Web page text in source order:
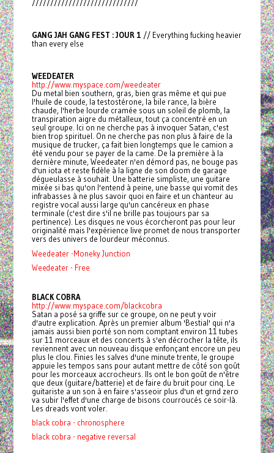
GANG JAH GANG FEST : JOUR 1 // Everything fucking heavier
than every else
WEEDEATER
http://www.myspace.com/weedeater
Du metal bien southern, gras, bien gras même et qui pue
l'huile de coude, la testostérone, la bile rance, la bière
chaude, l'herbe lourde cramée sous un soleil de plomb, la
transpiration aigre du métalleux, tout ça concentré en un
seul groupe. Ici on ne cherche pas à invoquer Satan, c'est
bien trop spirituel. On ne cherche pas non plus à faire de la
musique de trucker, ça fait bien longtemps que le camion a
été vendu pour se payer de la came. De la première à la
dernière minute, Weedeater n'en démord pas, ne bouge pas
d'un iota et reste fidèle à la ligne de son doom de garage
dégueulasse à souhait. Une batterie simpliste, une guitare
mixée si bas qu'on l'entend à peine, une basse qui vomit des
infrabasses à ne plus savoir quoi en faire et un chanteur au
registre vocal aussi large qu'un cancéreux en phase
terminale (c'est dire s'il ne brille pas toujours par sa
pertinence). Les disques ne vous écorcheront pas pour leur
originalité mais l'expérience live promet de nous transporter
vers des univers de lourdeur méconnus.
Weedeater -Moneky Junction
Weedeater - Free
BLACK COBRA
http://www.myspace.com/blackcobra
Satan a posé sa griffe sur ce groupe, on ne peut y voir
d'autre explication. Après un premier album 'Bestial' qui n'a
jamais aussi bien porté son nom comptant environ 11 tubes
sur 11 morceaux et des concerts à s'en décrocher la tête, ils
reviennent avec un nouveau disque enfonçant encore un peu
plus le clou. Finies les salves d'une minute trente, le groupe
appuie les tempos sans pour autant mettre de côté son goût
pour les morceaux accrocheurs. Ils ont le bon goût de n'être
que deux (guitare/batterie) et de faire du bruit pour cinq. Le
guitariste a un son à en faire s'asseoir plus d'un et grnd zero
va subir l'effet d'une charge de bisons courroucés ce soir-là.
Les dreads vont voler.
black cobra - chronosphere
black cobra - negative reversal